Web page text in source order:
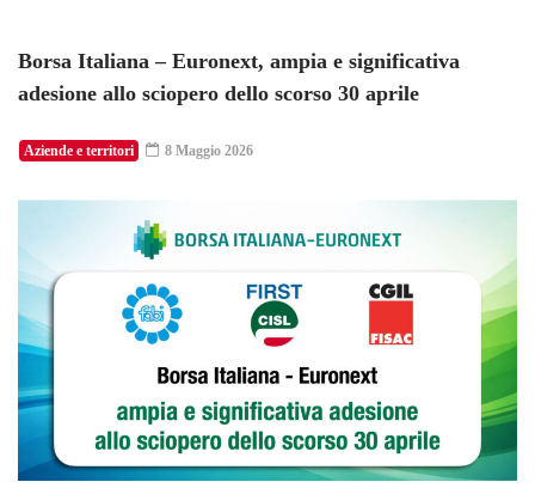
Borsa Italiana – Euronext, ampia e significativa
adesione allo sciopero dello scorso 30 aprile
Aziende e territori 8 Maggio 2026